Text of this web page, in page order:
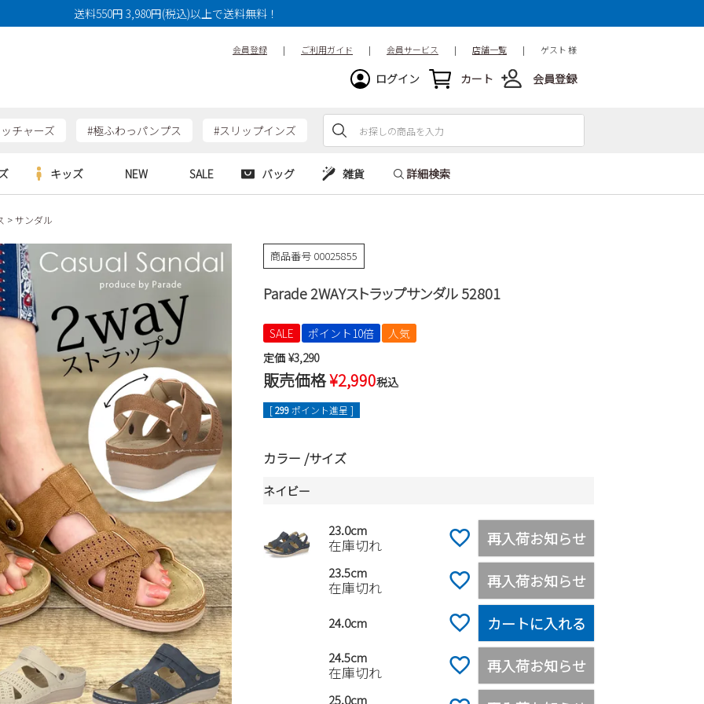
送料550円 3,980円(税込)以上で送料無料！
会員登録 | ご利用ガイド | 会員サービス | 店舗一覧 | ゲスト 様
ログイン カート 会員登録
チャーズ #極ふわっパンプス #スリップインズ
ルシューズ
ューズ
SKECHERS
moz
new balance
puma
カジュアルシューズ
ワークシューズ
ブーツ
ウェア
SKECHERS
GAP
EDWIN
new balance
キッズ NEW SALE バッグ
ッグ
ーバッグ
雑貨 詳細検索
サンダル
商品番号 00025855
Parade 2WAYストラップサンダル 52801
SALE ポイント10倍
人気
定価 ¥3,290
販売価格¥2,990税込
[299ポイント進呈 ]
カラー サイズ
ネイビー
23.0cm
在庫切れ 再入荷お知らせ
23.5cm
在庫切れ 再入荷お知らせ
24.0cm カートに入れる
24.5cm
在庫切れ 再入荷お知らせ
25.0cm